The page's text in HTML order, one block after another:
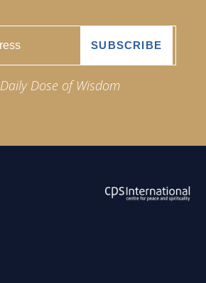
Daily Dose of Wisdom